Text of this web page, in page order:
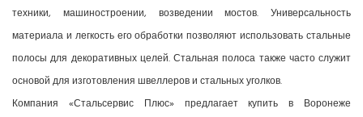
техники, машиностроении, возведении мостов. Универсальность
материала и легкость его обработки позволяют использовать стальные
полосы для декоративных целей. Стальная полоса также часто служит
основой для изготовления швеллеров и стальных уголков.
Компания «Стальсервис Плюс» предлагает купить в Воронеже